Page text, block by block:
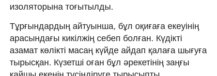
изоляторына тоғытылды.
Тұрғындардың айтуынша, бұл оқиғаға екеуінің
арасындағы кикілжің себеп болған. Күдікті
азамат көлікті масаң күйде айдап қалаға шығуға
тырысқан. Күзетші оған бұл әрекетінің заңғы